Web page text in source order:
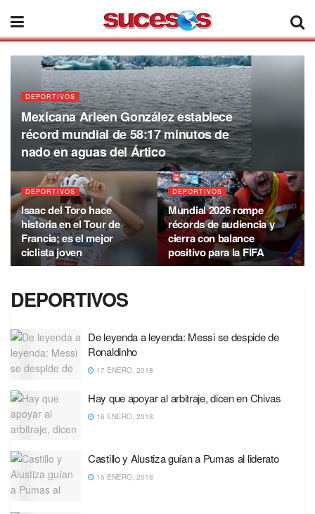
DEPORTIVOS
Mexicana Arleen González establece
récord mundial de 58:17 minutos de
nado en aguas del Ártico
DEPORTIVOS
Isaac del Toro hace
historia en el Tour de
Francia; es el mejor
ciclista joven
DEPORTIVOS
Mundial 2026 rompe
récords de audiencia y
cierra con balance
positivo para la FIFA
DEPORTIVOS
De leyenda a leyenda: Messi se despide de
Ronaldinho
17 ENERO, 2018
Hay que apoyar al arbitraje, dicen en Chivas
16 ENERO, 2018
Castillo y Alustiza guían a Pumas al liderato
15 ENERO, 2018